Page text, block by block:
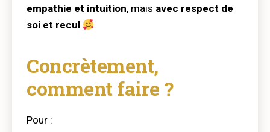
empathie et intuition, mais avec respect de
soi et recul
.
Concrètement,
comment faire ?
Pour :